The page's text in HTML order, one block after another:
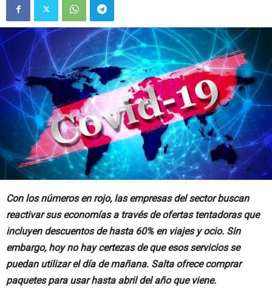
Con los números en rojo, las empresas del sector buscan
reactivar sus economías a través de ofertas tentadoras que
incluyen descuentos de hasta 60% en viajes y ocio. Sin
embargo, hoy no hay certezas de que esos servicios se
puedan utilizar el día de mañana. Salta ofrece comprar
paquetes para usar hasta abril del año que viene.